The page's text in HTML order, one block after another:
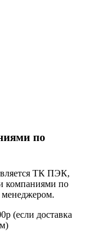
по
ТК ПЭК,
компаниями по
менеджером.
(если доставка